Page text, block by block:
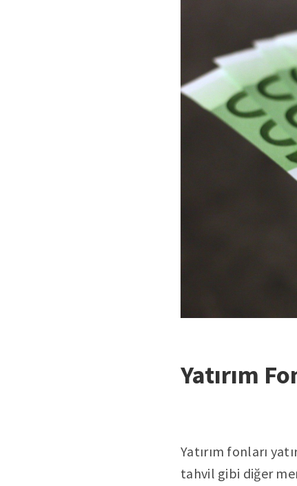
Yatırım
Yatırım fonları
tahvil gibi diğer